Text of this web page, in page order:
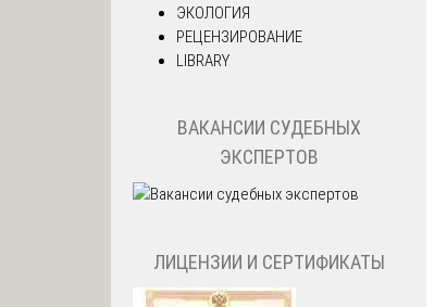
ЭКОЛОГИЯ
РЕЦЕНЗИРОВАНИЕ
LIBRARY
ВАКАНСИИ СУДЕБНЫХ
ЭКСПЕРТОВ
ЛИЦЕНЗИИ И СЕРТИФИКАТЫ